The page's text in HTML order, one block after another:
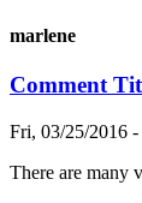
marlene
Comment
Fri, 03/25/2016
There are many